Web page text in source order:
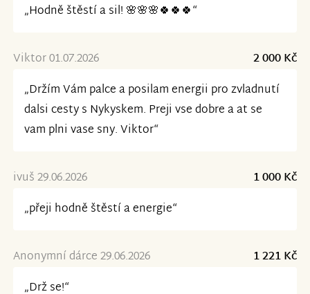
„Hodně štěstí a sil! 🌸🌸🌸🍀🍀🍀“
Viktor 01.07.2026
2 000 Kč
„Držím Vám palce a posilam energii pro zvladnutí
dalsi cesty s Nykyskem. Preji vse dobre a at se
vam plni vase sny. Viktor“
ivuš 29.06.2026
1 000 Kč
„přeji hodně štěstí a energie“
Anonymní dárce 29.06.2026
1 221 Kč
„Drž se!“